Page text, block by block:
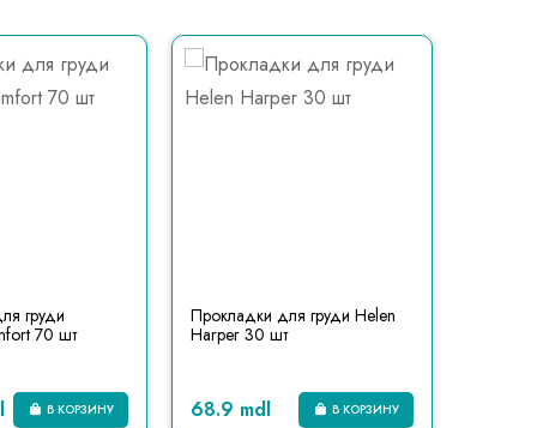
груди
70 шт
В КОРЗИНУ
Прокладки для груди Helen
Harper 30 шт
68.9 mdl В КОРЗИНУ